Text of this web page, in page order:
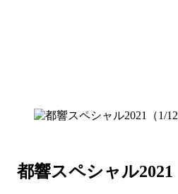
都響スペシャル2021